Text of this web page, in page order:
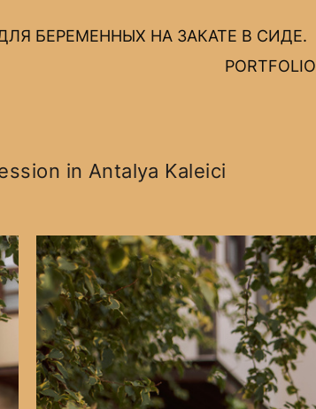
БЕРЕМЕННЫХ НА ЗАКАТЕ В СИДЕ.
PORTFOLIO
in Antalya Kaleici